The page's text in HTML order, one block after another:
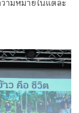
ามหมายในแต่ละ